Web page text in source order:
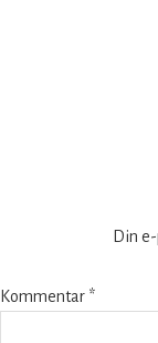
Din
Kommentar *